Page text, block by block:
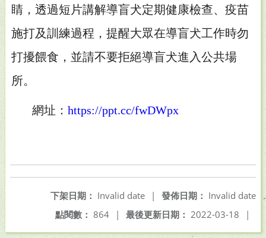
睛，透過短片講解導盲犬定期健康檢查、疫苗
施打及訓練過程，提醒大眾在導盲犬工作時勿
打擾餵食，並請不要拒絕導盲犬進入公共場
所。
網址： https://ppt.cc/fwDWpx
發佈日期： Invalid date
下架日期： Invalid date
|
最後更新日期： 2022-03-18 |
點閱數： 864 |